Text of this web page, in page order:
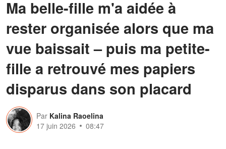
Ma belle-fille m'a aidée à
rester organisée alors que ma
vue baissait – puis ma petite-
fille a retrouvé mes papiers
disparus dans son placard
Par Kalina Raoelina
17 juin 2026
08:47